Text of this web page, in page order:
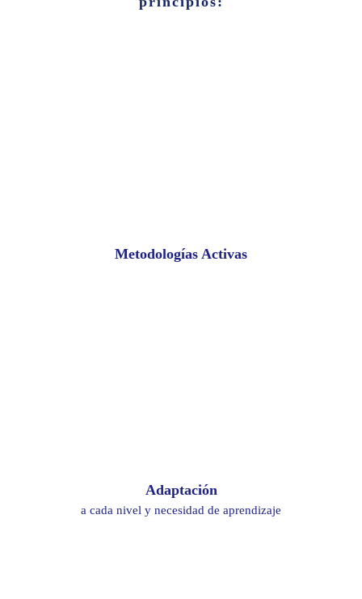
Metodologías Activas
Adaptación
a cada nivel y necesidad de aprendizaje